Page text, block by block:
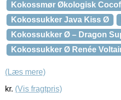
Kokossmør Økologisk
Kokossukker Java Kiss Ø
Kokossukker Ø – Dragon
Kokossukker Ø Renée
(Læs mere)
kr. (Vis fragtpris)